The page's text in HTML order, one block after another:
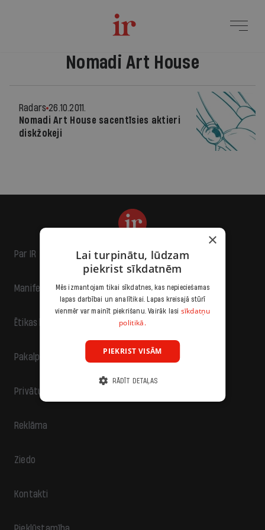
Nomadi Art House
Radars 26.10.2011.
Nomadi Art House sacentīsies aktieri
diskžokeji
Par IR
Manifests
Ētikas kodekss
Pakalpojumu sniegšanas noteikumi
Privātuma politika
Reklāma
Ziedo
Kontakti
×
Lai turpinātu, lūdzam
piekrist sīkdatnēm
Mēs izmantojam tikai sīkdatnes, kas nepieciešamas
lapas darbībai un analītikai. Lapas kreisajā stūrī
vienmēr var mainīt piekrišanu. Vairāk lasi sīkdatņu
politikā.
PIEKRIST VISĀM
RĀDĪT DETAĻAS